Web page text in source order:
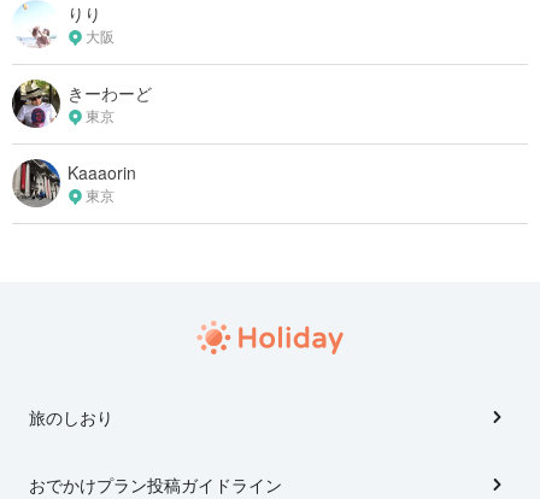
りり
大阪
きーわーど
東京
Kaaaorin
東京
旅のしおり
おでかけプラン投稿ガイドライン